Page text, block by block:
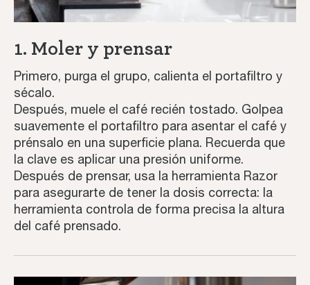
1. Moler y prensar
Primero, purga el grupo, calienta el portafiltro y
sécalo.
Después, muele el café recién tostado. Golpea
suavemente el portafiltro para asentar el café y
prénsalo en una superficie plana. Recuerda que
la clave es aplicar una presión uniforme.
Después de prensar, usa la herramienta Razor
para asegurarte de tener la dosis correcta: la
herramienta controla de forma precisa la altura
del café prensado.